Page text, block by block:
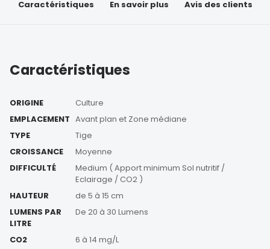
Caractéristiques En savoir plus Avis des clients
Caractéristiques
ORIGINE
Culture
EMPLACEMENT Avant plan et Zone médiane
TYPE
Tige
CROISSANCE
Moyenne
DIFFICULTÉ
Medium ( Apport minimum Sol nutritif /
Eclairage / CO2 )
HAUTEUR
de 5 à 15 cm
LUMENS PAR
LITRE
De 20 à 30 Lumens
CO2
6 à 14 mg/L